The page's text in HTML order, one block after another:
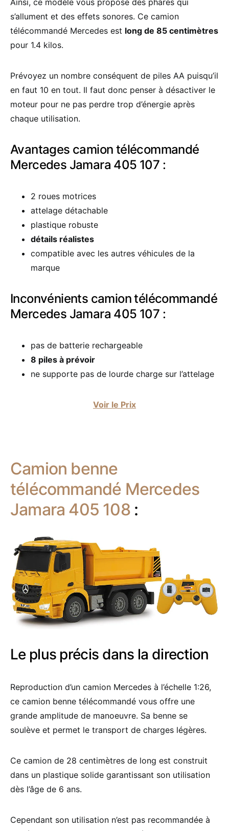
s’allument et des effets sonores. Ce camion
télécommandé Mercedes est long de 85 centimètres
pour 1.4 kilos.
Prévoyez un nombre conséquent de piles AA puisqu’il
en faut 10 en tout. Il faut donc penser à désactiver le
moteur pour ne pas perdre trop d’énergie après
chaque utilisation.
Avantages camion télécommandé
Mercedes Jamara 405 107 :
2 roues motrices
attelage détachable
plastique robuste
détails réalistes
compatible avec les autres véhicules de la
marque
Inconvénients camion télécommandé
Mercedes Jamara 405 107 :
pas de batterie rechargeable
8 piles à prévoir
ne supporte pas de lourde charge sur l’attelage
Voir le Prix
Camion benne
télécommandé Mercedes
Jamara 405 108:
Le plus précis dans la direction
Reproduction d’un camion Mercedes à l’échelle 1:26,
ce camion benne télécommandé vous offre une
grande amplitude de manoeuvre. Sa benne se
soulève et permet le transport de charges légères.
Ce camion de 28 centimètres de long est construit
dans un plastique solide garantissant son utilisation
dès l’âge de 6 ans.
Cependant son utilisation n’est pas recommandée à